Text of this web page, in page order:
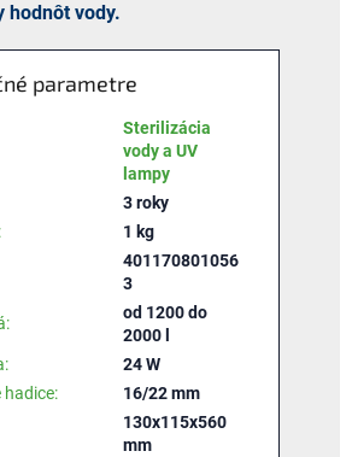
hodnôt vody.
parametre
Sterilizácia
vody a UV
lampy
3 roky
: 1 kg
401170801056
3
:
od 1200 do
2000 l
:
24 W
hadice: 16/22 mm
130x115x560
mm